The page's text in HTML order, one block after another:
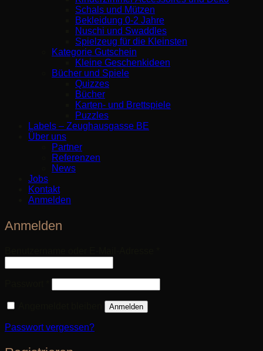
Schals und Mützen
Bekleidung 0-2 Jahre
Nuschi und Swaddles
Spielzeug für die Kleinsten
Kategorie Gutschein
Kleine Geschenkideen
Bücher und Spiele
Quizzes
Bücher
Karten- und Brettspiele
Puzzles
Labels – Zeughausgasse BE
Über uns
Partner
Referenzen
News
Jobs
Kontakt
Anmelden
Anmelden
Anmelden
Passwort vergessen?